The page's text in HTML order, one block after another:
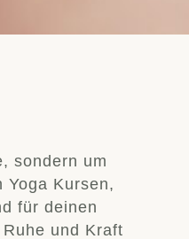
sondern um
Yoga Kursen,
für deinen
und Kraft